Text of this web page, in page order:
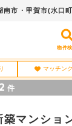
南市・ 甲賀市(水口
物件
マッチン
件
マンショ